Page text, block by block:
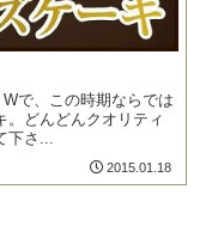
で、この時期ならでは
。どんどんクオリティ
さ...
2015.01.18